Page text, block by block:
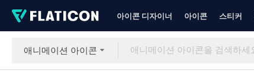
아이콘 디자이너 아이콘 스티커
애니메이션 아이콘